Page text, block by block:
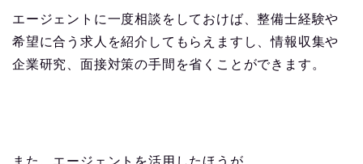
エージェントに一度相談をしておけば、整備士経験や
希望に合う求人を紹介してもらえますし、情報収集や
企業研究、面接対策の手間を省くことができます。
また、エージェントを活用したほうが